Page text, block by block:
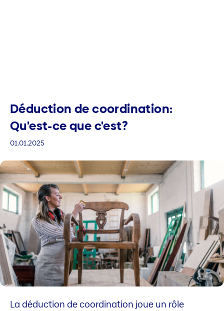
Déduction de coordination:
Qu'est-ce que c'est?
01.01.2025
La déduction de coordination joue un rôle